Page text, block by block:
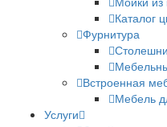
Каталог
Фурнитура
Встроенная
Мебель
Услуги